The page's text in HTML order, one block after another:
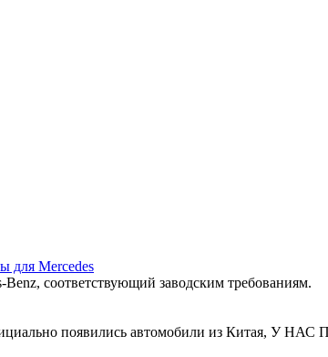
для Mercedes
соответствующий заводским требованиям.
официально появились автомобили из